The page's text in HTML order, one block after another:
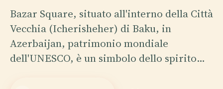
Bazar Square, situato all'interno della Città
Vecchia (Icherisheher) di Baku, in
Azerbaijan, patrimonio mondiale
dell'UNESCO, è un simbolo dello spirito…